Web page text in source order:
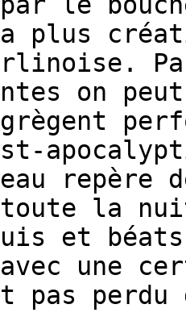
plus
on
repère
toute la
et
une
pas